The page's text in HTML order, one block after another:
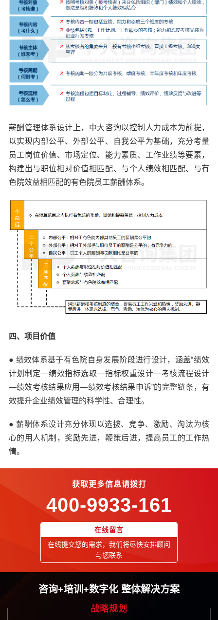
薪酬管理体系设计上，中大咨询以控制人力成本为前提，
以实现内部公平、外部公平、自我公平为基础，充分考量
员工岗位价值、市场定位、能力素质、工作业绩等要素，
构建出与职位相对价值相匹配、与个人绩效相匹配、与有
色院效益相匹配的有色院员工薪酬体系。
四、项目价值
● 绩效体系基于有色院自身发展阶段进行设计，涵盖“绩效
计划制定—绩效指标选取—指标权重设计—考核流程设计
—绩效考核结果应用—绩效考核结果申诉”的完整链条，有
效提升企业绩效管理的科学性、合理性。
● 薪酬体系设计充分体现以选拔、竞争、激励、淘汰为核
心的用人机制，奖励先进，鞭策后进，提高员工的工作热
情。
获取更多信息请拨打
400-9933-161
在线留言
在线提交您的需求，我们将尽快安排顾问
与您联系
咨询+培训+数字化 整体解决方案
战略规划